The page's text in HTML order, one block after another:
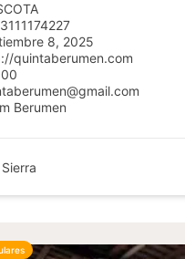
8, 2025
quintaberumen.com
Berumen
Sierra